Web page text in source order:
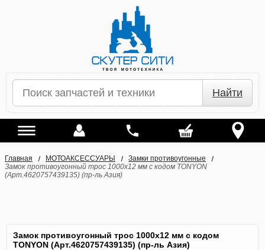
Найти
Главная МОТОАКСЕССУАРЫ
Замки противоугонные
Замок противоугонный трос 1000х12 мм с кодом TONYON
(Арт.4620757439135) (пр-ль Азия)
Замок противоугонный трос 1000х12 мм с кодом
TONYON (Арт.4620757439135) (пр-ль Азия)